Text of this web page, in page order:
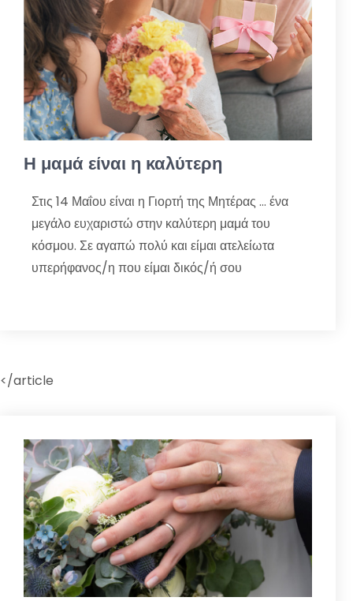
Η μαμά είναι η καλύτερη
Στις 14 Μαΐου είναι η Γιορτή της Μητέρας … ένα
μεγάλο ευχαριστώ στην καλύτερη μαμά του
κόσμου. Σε αγαπώ πολύ και είμαι ατελείωτα
υπερήφανος/η που είμαι δικός/ή σου
</article